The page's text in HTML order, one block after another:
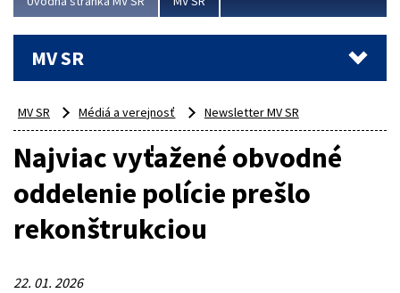
MV SR
MV SR Médiá a verejnosť Newsletter MV SR
Najviac vyťažené obvodné
oddelenie polície prešlo
rekonštrukciou
22. 01. 2026